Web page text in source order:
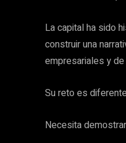
La capital ha sido
construir una
empresariales y
Su reto es
Necesita